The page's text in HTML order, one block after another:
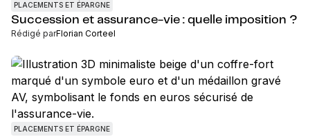
PLACEMENTS ET ÉPARGNE
Succession et assurance-vie : quelle imposition ?
Rédigé parFlorian Corteel
PLACEMENTS ET ÉPARGNE